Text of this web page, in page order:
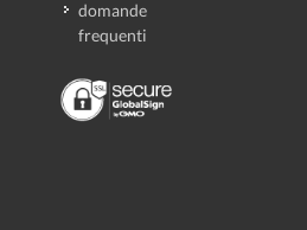
domande
frequenti